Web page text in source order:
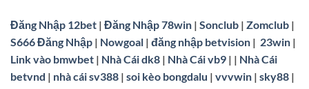
Đăng Nhập 12bet | Đăng Nhập 78win | Sonclub | Zomclub |
S666 Đăng Nhập | Nowgoal | đăng nhập betvision | 23win |
Link vào bmwbet | Nhà Cái dk8 | Nhà Cái vb9 | | Nhà Cái
betvnd | nhà cái sv388 | soi kèo bongdalu | vvvwin | sky88 |